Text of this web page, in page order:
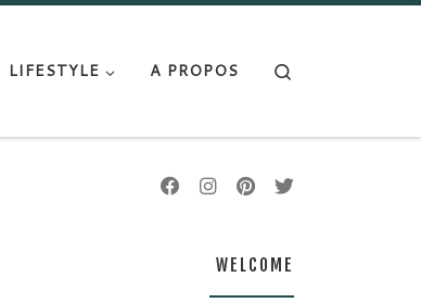
LIFESTYLE A PROPOS
WELCOME